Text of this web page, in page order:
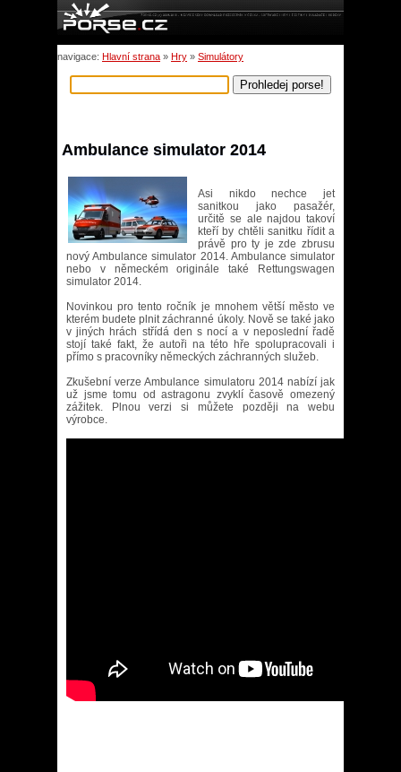
navigace: Hlavní strana » Hry » Simulátory
Ambulance simulator 2014
Asi nikdo nechce jet
sanitkou jako pasažér,
určitě se ale najdou takoví
kteří by chtěli sanitku řídit a
právě pro ty je zde zbrusu
nový Ambulance simulator 2014. Ambulance simulator
nebo v německém originále také Rettungswagen
simulator 2014.
Novinkou pro tento ročník je mnohem větší město ve
kterém budete plnit záchranné úkoly. Nově se také jako
v jiných hrách střídá den s nocí a v neposlední řadě
stojí také fakt, že autoři na této hře spolupracovali i
přímo s pracovníky německých záchranných služeb.
Zkušební verze Ambulance simulatoru 2014 nabízí jak
už jsme tomu od astragonu zvyklí časově omezený
zážitek. Plnou verzi si můžete později na webu
výrobce.